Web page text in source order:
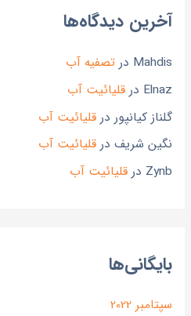
آخرین دیدگاه‌ها
Mahdis در تصفیه آب
Elnaz در قلیائیت آب
گلناز کیانپور در قلیائیت آب
نگین شریفدر قلیائیت آب
Zynb در قلیائیت آب
بایگانی‌ها
سپتامبر 2022